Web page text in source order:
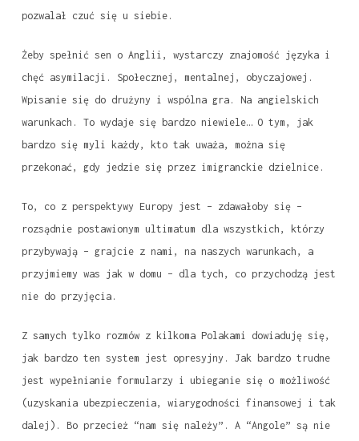
pozwalał czuć się u siebie.
Żeby spełnić sen o Anglii, wystarczy znajomość języka i
chęć asymilacji. Społecznej, mentalnej, obyczajowej.
Wpisanie się do drużyny i wspólna gra. Na angielskich
warunkach. To wydaje się bardzo niewiele… O tym, jak
bardzo się myli każdy, kto tak uważa, można się
przekonać, gdy jedzie się przez imigranckie dzielnice.
To, co z perspektywy Europy jest – zdawałoby się –
rozsądnie postawionym ultimatum dla wszystkich, którzy
przybywają – grajcie z nami, na naszych warunkach, a
przyjmiemy was jak w domu – dla tych, co przychodzą jest
nie do przyjęcia.
Z samych tylko rozmów z kilkoma Polakami dowiaduję się,
jak bardzo ten system jest opresyjny. Jak bardzo trudne
jest wypełnianie formularzy i ubieganie się o możliwość
(uzyskania ubezpieczenia, wiarygodności finansowej i tak
dalej). Bo przecież “nam się należy”. A “Angole” są nie